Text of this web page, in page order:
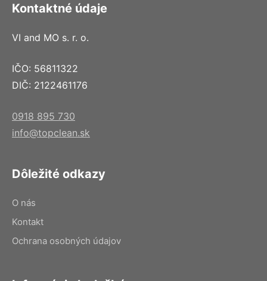
Kontaktné údaje
VI and MO s. r. o.
IČO: 56811322
DIČ: 2122461176
0918 895 730
info@topclean.sk
Dôležité odkazy
O nás
Kontakt
Ochrana osobných údajov